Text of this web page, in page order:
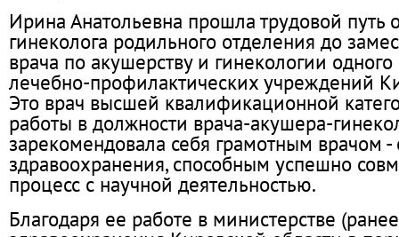
Ирина Анатольевна прошла трудовой путь
гинеколога родильного отделения до
врача по акушерству и гинекологии
лечебно-профилактических учреждений
Это врач высшей квалификационной
работы в должности врача-акушера-
зарекомендовала себя грамотным врачом -
здравоохранения, способным успешно
процесс с научной деятельностью.
Благодаря ее работе в министерстве